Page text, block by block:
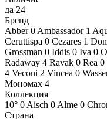
да 24
Бренд
Abber0 Ambassador 1
Ceruttispa 0 Cezares 1
Grossman 0 Iddis 0 Iva 0
Radaway 4 Ravak 0 Rea 0
4 Veconi 2 Vincea 0
Мономах 4
Коллекция
10° 0 Aisch 0 Alme 0
Страна